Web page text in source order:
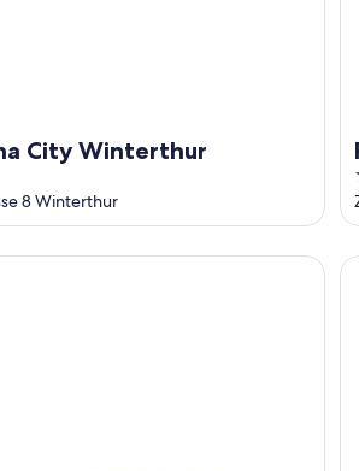
City Winterthur
8 Winterthur
Zurich